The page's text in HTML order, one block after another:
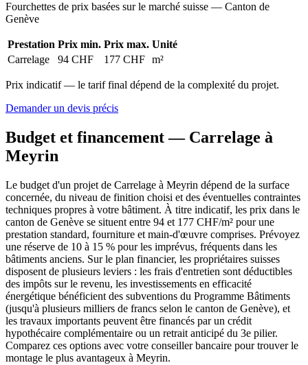
Fourchettes de prix basées sur le marché suisse — Canton de
Genève
Prestation Prix min. Prix max. Unité
Carrelage
94 CHF 177 CHF m²
Prix indicatif — le tarif final dépend de la complexité du projet.
Demander un devis précis
Budget et financement — Carrelage à
Meyrin
Le budget d'un projet de Carrelage à Meyrin dépend de la surface
concernée, du niveau de finition choisi et des éventuelles contraintes
techniques propres à votre bâtiment. À titre indicatif, les prix dans le
canton de Genève se situent entre 94 et 177 CHF/m² pour une
prestation standard, fourniture et main-d'œuvre comprises. Prévoyez
une réserve de 10 à 15 % pour les imprévus, fréquents dans les
bâtiments anciens. Sur le plan financier, les propriétaires suisses
disposent de plusieurs leviers : les frais d'entretien sont déductibles
des impôts sur le revenu, les investissements en efficacité
énergétique bénéficient des subventions du Programme Bâtiments
(jusqu'à plusieurs milliers de francs selon le canton de Genève), et
les travaux importants peuvent être financés par un crédit
hypothécaire complémentaire ou un retrait anticipé du 3e pilier.
Comparez ces options avec votre conseiller bancaire pour trouver le
montage le plus avantageux à Meyrin.